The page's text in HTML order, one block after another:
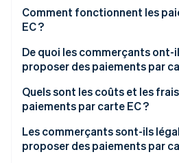
Stripe Sessions 2026
Découvrez comment Stripe
Comment fonctionnent les
EC ?
La carte est insérée dans le
L’autorisation est délivrée
Le terminal se connecte au
Le paiement est traité
Les fonds sont transférés et le
De quoi les commerçants ont-
proposer des paiements par
Lecteurs de cartes
Formation des employés
Quels sont les coûts et les
paiements par carte EC ?
Les commerçants sont-ils
proposer des paiements par